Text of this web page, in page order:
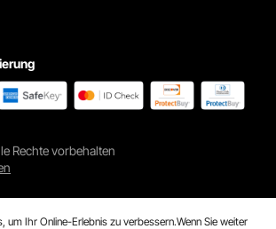
Rechte vorbehalten
um Ihr Online-Erlebnis zu verbessern.Wenn Sie weiter